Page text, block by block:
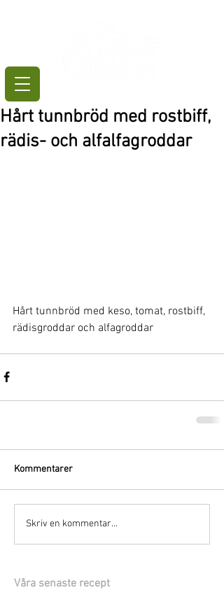
Hårt tunnbröd med rostbiff,
rädis- och alfalfagroddar
Hårt tunnbröd med keso, tomat, rostbiff,
rädisgroddar och alfagroddar
Kommentarer
Skriv en kommentar...
Våra senaste recept